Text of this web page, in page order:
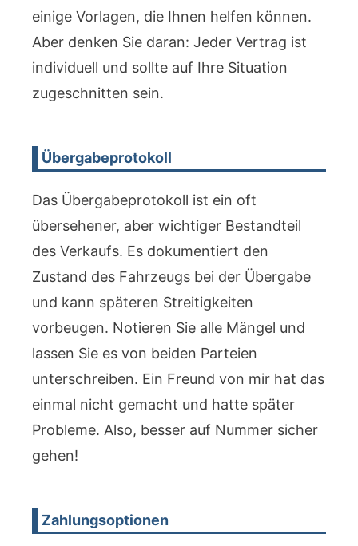
einige Vorlagen, die Ihnen helfen können.
Aber denken Sie daran: Jeder Vertrag ist
individuell und sollte auf Ihre Situation
zugeschnitten sein.
Übergabeprotokoll
Das Übergabeprotokoll ist ein oft
übersehener, aber wichtiger Bestandteil
des Verkaufs. Es dokumentiert den
Zustand des Fahrzeugs bei der Übergabe
und kann späteren Streitigkeiten
vorbeugen. Notieren Sie alle Mängel und
lassen Sie es von beiden Parteien
unterschreiben. Ein Freund von mir hat das
einmal nicht gemacht und hatte später
Probleme. Also, besser auf Nummer sicher
gehen!
Zahlungsoptionen